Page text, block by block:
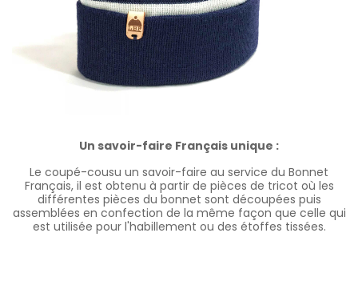
Un savoir-faire Français unique :
Le coupé-cousu un savoir-faire au service du Bonnet
Français, il est obtenu à partir de pièces de tricot où les
différentes pièces du bonnet sont découpées puis
assemblées en confection de la même façon que celle qui
est utilisée pour l'habillement ou des étoffes tissées.